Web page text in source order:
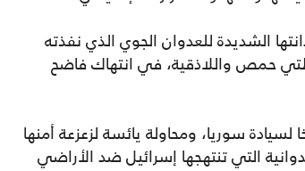
الشديدة للعدوان الجوي الذي نفذته
حمص واللاذقية، في انتهاك فاضح
سوريا، ومحاولة يائسة لزعزعة أمنها
التي تنتهجها إسرائيل ضد الأراضي